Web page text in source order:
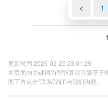
< 1
更新时间 2026-02-25 23:01:29
本页面内关键词为智能算法引擎基于
面下方点击"联系我们"与我们沟通。